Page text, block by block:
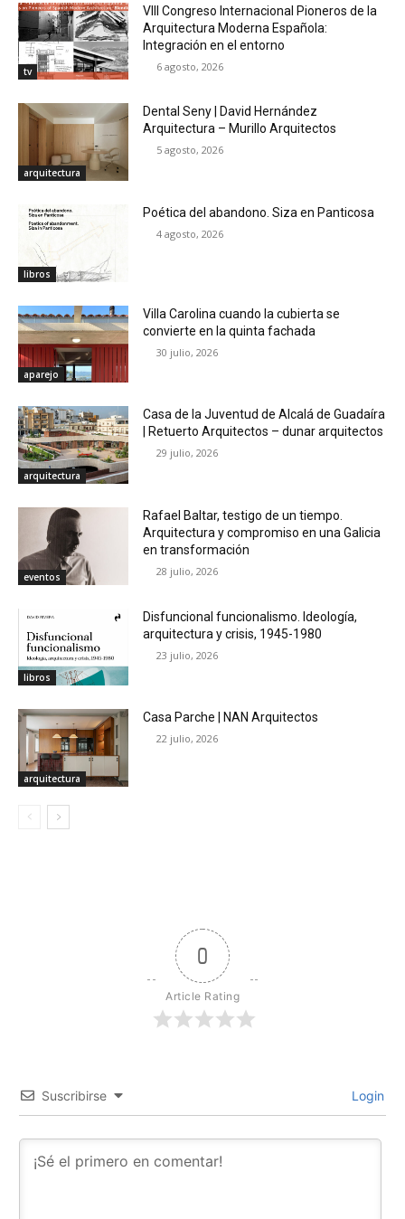
tv
VIII Congreso Internacional Pioneros de la
Arquitectura Moderna Española:
Integración en el entorno
6 agosto, 2026
arquitectura
Dental Seny | David Hernández
Arquitectura – Murillo Arquitectos
5 agosto, 2026
libros
Poética del abandono. Siza en Panticosa
4 agosto, 2026
aparejo
Villa Carolina cuando la cubierta se
convierte en la quinta fachada
30 julio, 2026
arquitectura
Casa de la Juventud de Alcalá de Guadaíra
| Retuerto Arquitectos – dunar arquitectos
29 julio, 2026
eventos
Rafael Baltar, testigo de un tiempo.
Arquitectura y compromiso en una Galicia
en transformación
28 julio, 2026
libros
Disfuncional funcionalismo. Ideología,
arquitectura y crisis, 1945-1980
23 julio, 2026
arquitectura
Casa Parche | NAN Arquitectos
22 julio, 2026
0
Article Rating
Suscribirse Login